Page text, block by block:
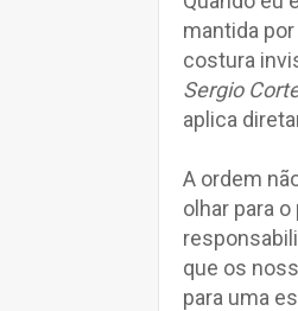
mantida
costura
Sergio
aplica
A ordem
olhar para
que os
para uma